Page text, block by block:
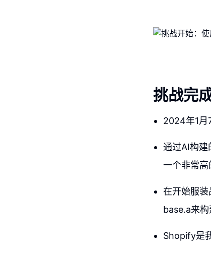
挑战完
2024年1月
通过AI构建
一个非常高
在开始服
base.a来
Shopify是